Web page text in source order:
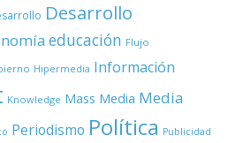
Desarrollo
educación Flujo
Hipermedia Información
Knowledge Mass Media Media
Periodismo Política Publicidad